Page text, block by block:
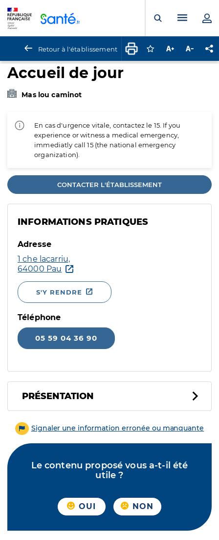
Ouvrir laMenu
Retour à l'établissement Connectez-vous
Augmenter la
Accueil de jour
Mas lou caminot
En cas d'urgence vitale, contactez le 15. If you
experience or witness a medical emergency,
immediatly call 15 (the national emergency
organization).
CONTACTER L'ÉTABLISSEMENT
INFORMATIONS PRATIQUES
Adresse
1 che lacarriu,
64000 Pau
S'Y RENDRE
Téléphone
05 59 04 36 90
PRÉSENTATION
Signaler une information erronée ou manquante
Le contenu proposé vous a-t-il été
utile ?
OUI NON